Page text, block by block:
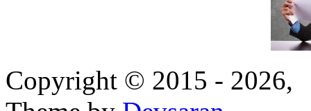
Copyright © 2015 - 2026,